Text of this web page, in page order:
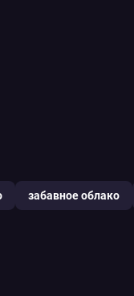
забавное облако